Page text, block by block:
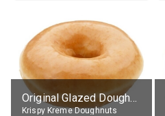
Original Glazed Doughnut
Krispy Kreme Doughnuts